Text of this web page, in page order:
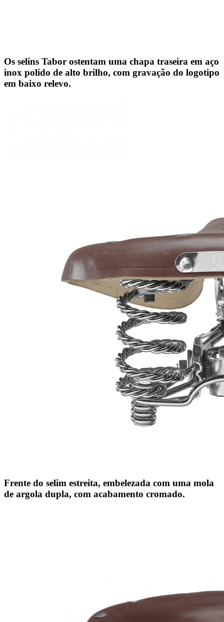
Os selins Tabor ostentam uma chapa traseira em aço
inox polido de alto brilho, com gravação do logotipo
em baixo relevo.
Frente do selim estreita, embelezada com uma mola
de argola dupla, com acabamento cromado.